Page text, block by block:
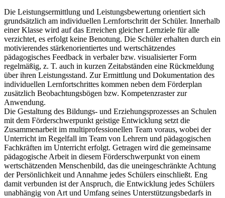
Die Leistungsermittlung und Leistungsbewertung orientiert sich
grundsätzlich am individuellen Lernfortschritt der Schüler. Innerhalb
einer Klasse wird auf das Erreichen gleicher Lernziele für alle
verzichtet, es erfolgt keine Benotung. Die Schüler erhalten durch ein
motivierendes stärkenorientiertes und wertschätzendes
pädagogisches Feedback in verbaler bzw. visualisierter Form
regelmäßig, z. T. auch in kurzen Zeitabständen eine Rückmeldung
über ihren Leistungsstand. Zur Ermittlung und Dokumentation des
individuellen Lernfortschrittes kommen neben dem Förderplan
zusätzlich Beobachtungsbögen bzw. Kompetenzraster zur
Anwendung.
Die Gestaltung des Bildungs- und Erziehungsprozesses an Schulen
mit dem Förderschwerpunkt geistige Entwicklung setzt die
Zusammenarbeit im multiprofessionellen Team voraus, wobei der
Unterricht im Regelfall im Team von Lehrern und pädagogischen
Fachkräften im Unterricht erfolgt. Getragen wird die gemeinsame
pädagogische Arbeit in diesem Förderschwerpunkt von einem
wertschätzenden Menschenbild, das die uneingeschränkte Achtung
der Persönlichkeit und Annahme jedes Schülers einschließt. Eng
damit verbunden ist der Anspruch, die Entwicklung jedes Schülers
unabhängig von Art und Umfang seines Unterstützungsbedarfs in